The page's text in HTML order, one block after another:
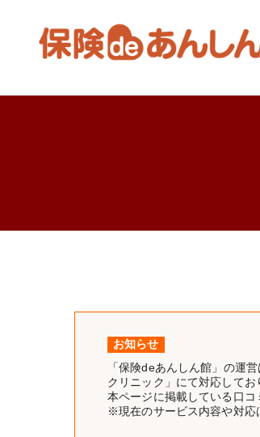
お知らせ
「保険deあんしん館」の運
クリニック」にて対応してお
本ページに掲載している口
※現在のサービス内容や対応